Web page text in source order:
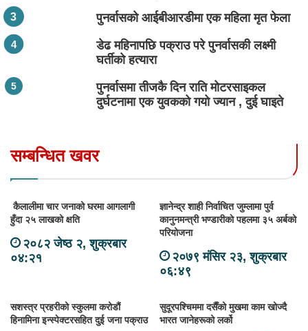
पुनर्वासको आईबीआरडीमा एक महिला मृत फेला
डेढ महिनापछि पक्राउ परे पुनर्वासकी लक्ष्मी
घर्तीको हत्यारा
पुनर्वासमा तीजकै दिन राति मोटरसाइकल
दुर्घटनामा एक युवकको गयो ज्यान , दुई घाइते
सम्बन्धित खवर
कैलालीमा चार जनाको घरमा आगलागी
हुँदा २५ लाखको क्षति
२०८२ जेष्ठ २, शुक्रबार
०४:२१
ज्ञानेन्द्र शाही निर्वाचित जुम्लामा पुर्व
कानुनमन्त्री भण्डारीकाे पहलमा ३५ अर्बको
परियोजना
२०७९ मंसिर २३, शुक्रबार
०६:४९
सशस्त्र प्रहरीको स्कुलमा करोडौं
हिनामिना इन्स्पेक्टरसहित दुई जना पक्राउ
सुदूरपश्चिममा दसैँको मुखमा काम खोज्दै
भारत जानेहरूको लर्को